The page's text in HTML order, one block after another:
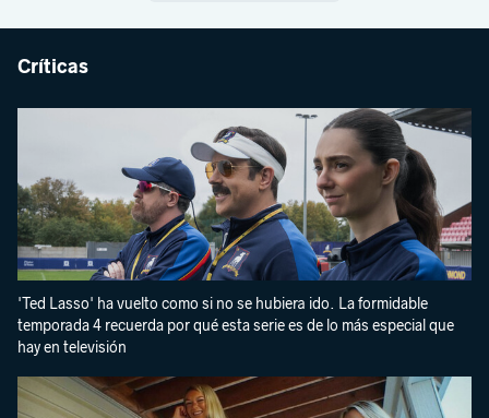
Críticas
'Ted Lasso' ha vuelto como si no se hubiera ido. La formidable
temporada 4 recuerda por qué esta serie es de lo más especial que
hay en televisión